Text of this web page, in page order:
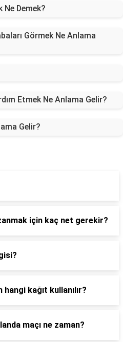
Ne Demek?
Görmek Ne Anlama
Etmek Ne Anlama Gelir?
Gelir?
için kaç net gerekir?
kağıt kullanılır?
maçı ne zaman?